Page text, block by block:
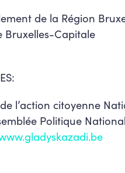
de la Région
Bruxelles-Capitale
l’action citoyenne
Politique National